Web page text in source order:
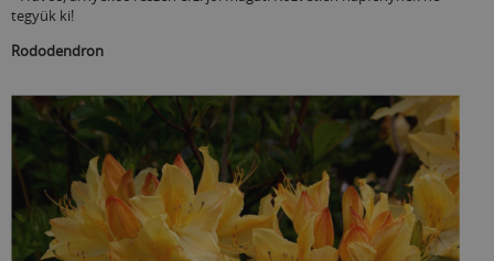
tegyük ki!
Rododendron